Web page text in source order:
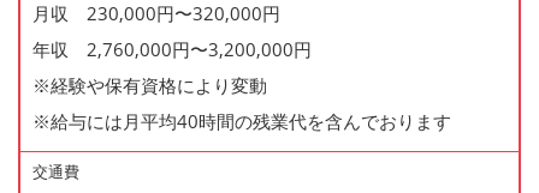
月収 230,000円〜320,000円
年収 2,760,000円〜3,200,000円
※経験や保有資格により変動
※給与には月平均40時間の残業代を含んでおります
交通費